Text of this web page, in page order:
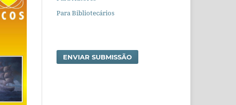
Para Bibliotecários
ENVIAR SUBMISSÃO